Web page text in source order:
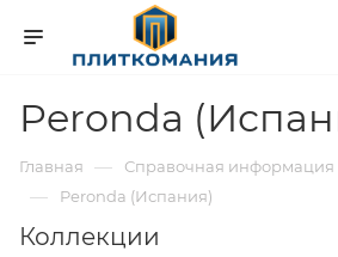
Peronda
Главная — Справочная информация
— Peronda (Испания)
Коллекции